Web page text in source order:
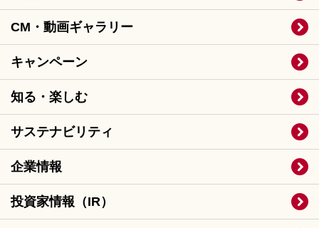
CM・動画ギャラリー
キャンペーン
知る・楽しむ
サステナビリティ
企業情報
投資家情報（IR）